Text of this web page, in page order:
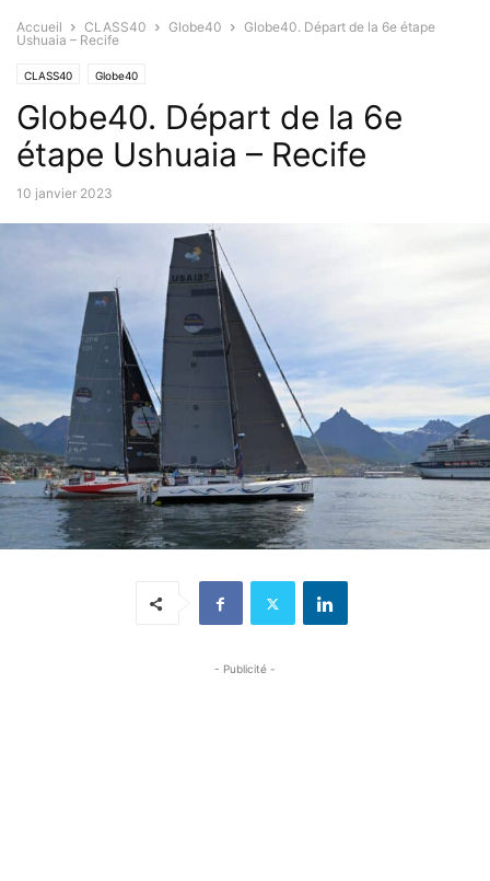
Accueil CLASS40 Globe40
Globe40. Départ de la 6e étape
Ushuaia – Recife
CLASS40 Globe40
Globe40. Départ de la 6e
étape Ushuaia – Recife
10 janvier 2023
- Publicité -